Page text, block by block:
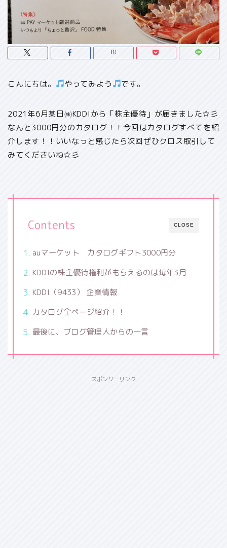
こんにちは。 やってみよう です。
2021年6月某日㈱KDDIから「株主優待」が届きました☆彡
なんと3000円分のカタログ ！！今回はカタログすべてを紹
介します！！いいなっと感じたら次回ぜひクロス取引して
みてくださいね☆彡
CLOSE
Contents
auマーケット カタログギフト3000円分
KDDIの株主優待権利がもらえるのは毎年3月
KDDI（9433） 企業情報
カタログ全ページ紹介！！
最後に、ブログ管理人からの一言
スポンサーリンク